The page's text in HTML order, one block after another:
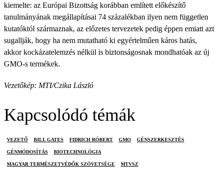
kiemelte: az Európai Bizottság korábban említett előkészítő
tanulmányának megállapításai 74 százalékban ilyen nem független
kutatóktól származnak, az előzetes tervezetek pedig éppen emiatt azt
sugallják, hogy ha nem mutatható ki egyértelműen káros hatás,
akkor kockázatelemzés nélkül is biztonságosnak mondhatóak az új
GMO-s termékek.
Vezetőkép: MTI/Czika László
Kapcsolódó témák
VEZETŐ BILL GATES FIDRICH RÓBERT GMO GÉNSZERKESZTÉS
GÉNMÓDOSÍTÁS BIOTECHNOLÓGIA
MAGYAR TERMÉSZETVÉDŐK SZÖVETSÉGE MTVSZ